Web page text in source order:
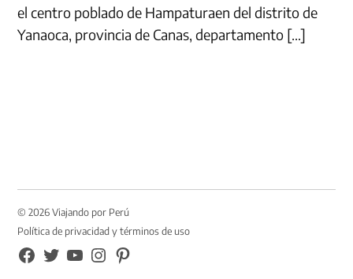
el centro poblado de Hampaturaen del distrito de
Yanaoca, provincia de Canas, departamento […]
© 2026 Viajando por Perú
Política de privacidad y términos de uso
FB
TW YouTubeInstagramPinterest